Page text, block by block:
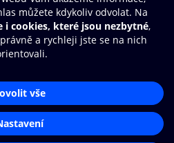
údajů
Aplikace O2 Knihovna
a poslouchej své e-knihy a
rychleji a pohodlněji.